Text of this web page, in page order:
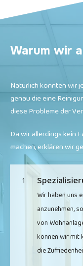
Warum wir
Natürlich könnten wir
genau die eine
diese Probleme der
Da wir allerdings kein
machen, erklären wir
1
Wir haben uns
anzunehmen,
von
können wir mit
die